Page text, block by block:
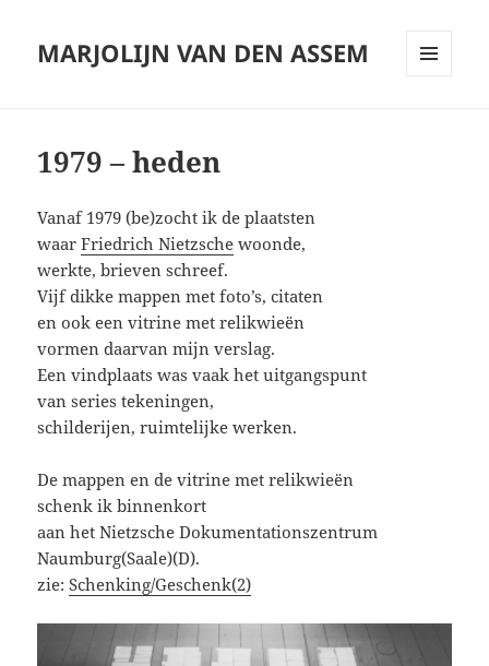
MARJOLIJN VAN DEN ASSEM
1979 – heden
Vanaf 1979 (be)zocht ik de plaatsten
waarFriedrich Nietzsche woonde,
werkte, brieven schreef.
Vijf dikke mappen met foto’s, citaten
en ook een vitrine met relikwieën
vormen daarvan mijn verslag.
Een vindplaats was vaak het uitgangspunt
van series tekeningen,
schilderijen, ruimtelijke werken.
De mappen en de vitrine met relikwieën
schenk ik binnenkort
aan het Nietzsche Dokumentationszentrum
Naumburg(Saale)(D).
zie:Schenking/Geschenk(2)